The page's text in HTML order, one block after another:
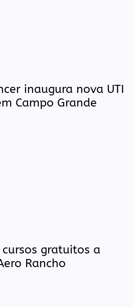
inaugura nova UTI
Campo Grande
gratuitos a
Rancho